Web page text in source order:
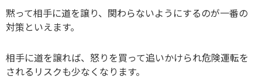
黙って相手に道を譲り、関わらないようにするのが一番の
対策といえます。
相手に道を譲れば、怒りを買って追いかけられ危険運転を
されるリスクも少なくなります。